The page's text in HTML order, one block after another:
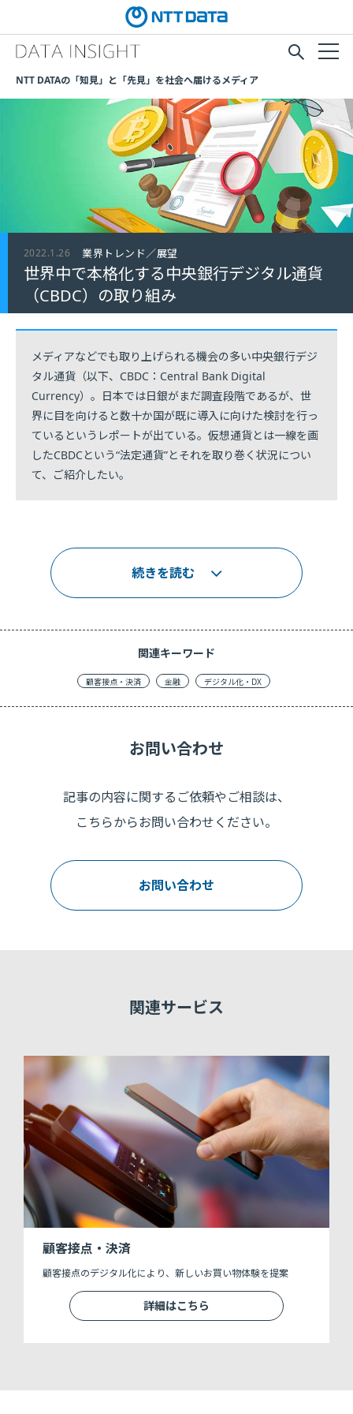
NTT DATAの「知見」と「先見」を社会へ届けるメディア
2022.1.26 業界トレンド／展望
世界中で本格化する中央銀行デジタル通貨
（CBDC）の取り組み
メディアなどでも取り上げられる機会の多い中央銀行デジ
タル通貨（以下、CBDC：Central Bank Digital
Currency）。日本では日銀がまだ調査段階であるが、世
界に目を向けると数十か国が既に導入に向けた検討を行っ
ているというレポートが出ている。仮想通貨とは一線を画
したCBDCという“法定通貨”とそれを取り巻く状況につい
て、ご紹介したい。
続きを読む
関連サービス
顧客接点・決済
顧客接点のデジタル化により、新しいお買い物体験を提案
詳細はこちら
関連キーワード
顧客接点・決済 金融 デジタル化・DX
お問い合わせ
記事の内容に関するご依頼やご相談は、
こちらからお問い合わせください。
お問い合わせ